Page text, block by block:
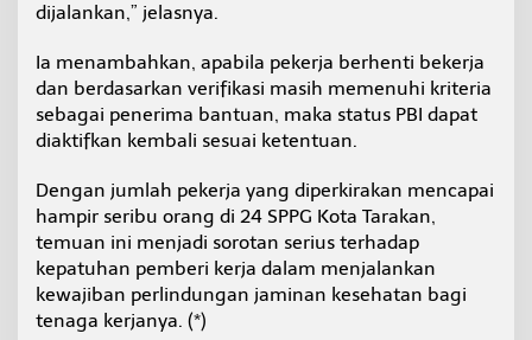
dijalankan,” jelasnya.
Ia menambahkan, apabila pekerja berhenti bekerja
dan berdasarkan verifikasi masih memenuhi kriteria
sebagai penerima bantuan, maka status PBI dapat
diaktifkan kembali sesuai ketentuan.
Dengan jumlah pekerja yang diperkirakan mencapai
hampir seribu orang di 24 SPPG Kota Tarakan,
temuan ini menjadi sorotan serius terhadap
kepatuhan pemberi kerja dalam menjalankan
kewajiban perlindungan jaminan kesehatan bagi
tenaga kerjanya. (*)